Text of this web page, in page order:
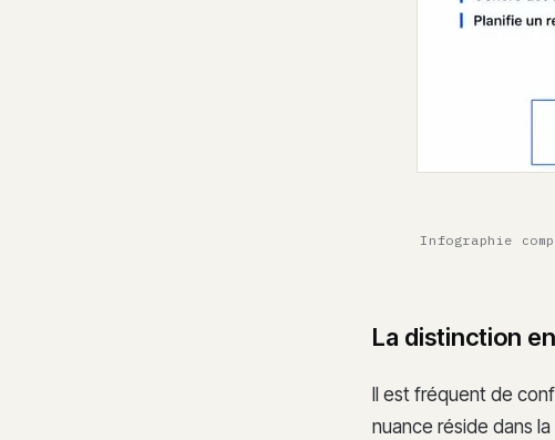
Infographie
La distinction
Il est fréquent de
nuance réside dans